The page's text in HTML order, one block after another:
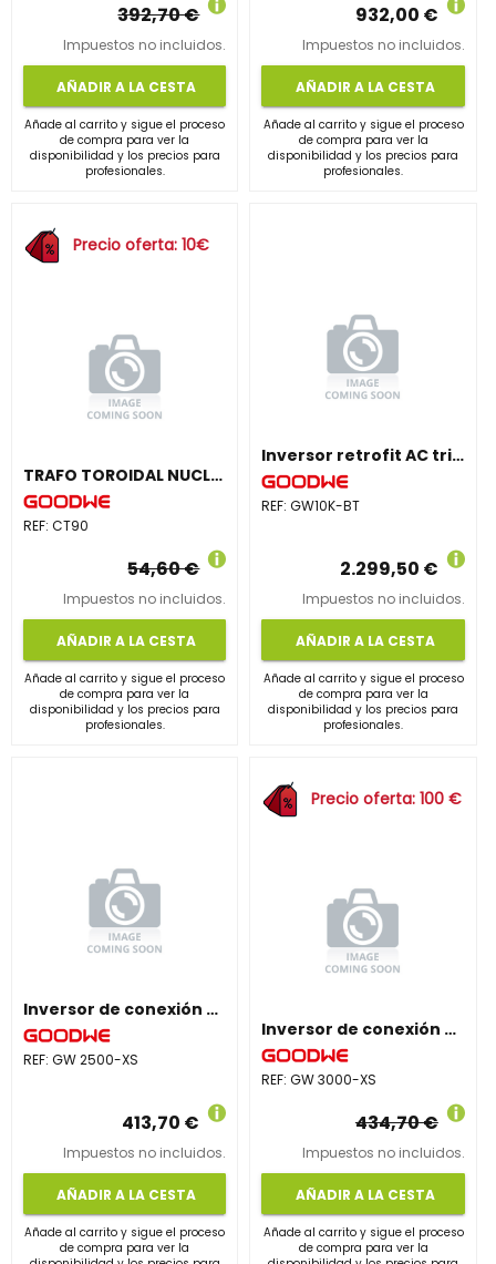
392,70 €
Impuestos no incluidos.
AÑADIR A LA CESTA
Añade al carrito y sigue el proceso
de compra para ver la
disponibilidad y los precios para
profesionales.
932,00 €
Impuestos no incluidos.
AÑADIR A LA CESTA
Añade al carrito y sigue el proceso
de compra para ver la
disponibilidad y los precios para
profesionales.
Precio oferta: 10€
TRAFO TOROIDAL NUCLEO ABIERTO 90A 1000A/1A; PARA INV. MONOFASICOS
REF: CT90
54,60 €
Impuestos no incluidos.
AÑADIR A LA CESTA
Añade al carrito y sigue el proceso
de compra para ver la
disponibilidad y los precios para
profesionales.
Inversor retrofit AC trifásico GW10K-BT
REF:GW10K-BT
2.299,50 €
Impuestos no incluidos.
AÑADIR A LA CESTA
Añade al carrito y sigue el proceso
de compra para ver la
disponibilidad y los precios para
profesionales.
Inversor de conexión a red monofásico GW 2500-XS
REF: GW 2500-XS
413,70 €
Impuestos no incluidos.
AÑADIR A LA CESTA
Añade al carrito y sigue el proceso
de compra para ver la
Precio oferta: 100 €
Inversor de conexión a red monofásico GW 3000-XS
REF:GW 3000-XS
434,70 €
Impuestos no incluidos.
AÑADIR A LA CESTA
Añade al carrito y sigue el proceso
de compra para ver la